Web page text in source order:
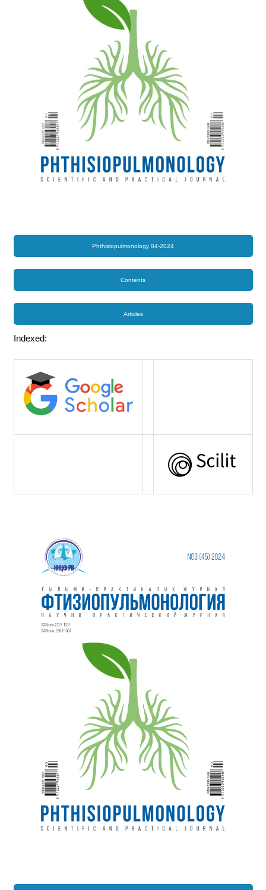
Phthisiopulmonology 04-2024
Contents
Articles
Indexed: